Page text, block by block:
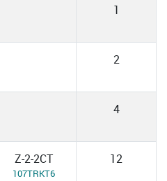
1
2
4
Z-2-2CT
107TRKT6
12